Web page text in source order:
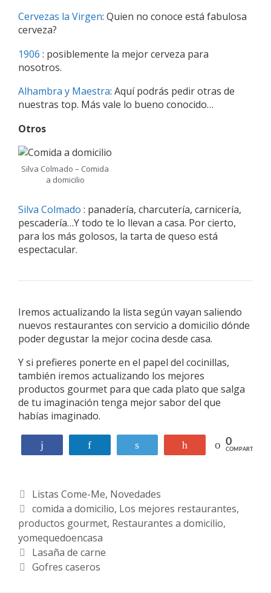
Cervezas la Virgen: Quien no conoce está fabulosa
cerveza?
1906 : posiblemente la mejor cerveza para
nosotros.
Alhambra y Maestra: Aquí podrás pedir otras de
nuestras top. Más vale lo bueno conocido…
Otros
Silva Colmado – Comida
a domicilio
Silva Colmado : panadería, charcutería, carnicería,
pescadería…Y todo te lo llevan a casa. Por cierto,
para los más golosos, la tarta de queso está
espectacular.
Iremos actualizando la lista según vayan saliendo
nuevos restaurantes con servicio a domicilio dónde
poder degustar la mejor cocina desde casa.
Y si prefieres ponerte en el papel del cocinillas,
también iremos actualizando los mejores
productos gourmet para que cada plato que salga
de tu imaginación tenga mejor sabor del que
habías imaginado.
Compartir Compartir 0
COMPARTIR
C
a
t
e
g
o
Listas Come-Me, Novedades
E
t
i
q
u
comida a domicilio, Los mejores restaurantes,
productos gourmet, Restaurantes a domicilio,
yomequedoencasa
N
a
Lasaña de carne
Gofres caseros